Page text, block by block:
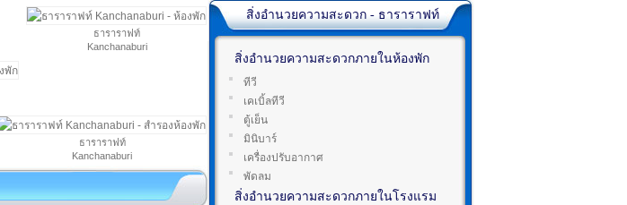
ธาราราฟท์
Kanchanaburi
ธาราราฟท์
Kanchanaburi
สิ่งอำนวยความสะดวก - ธาราราฟท์
สิ่งอำนวยความสะดวกภายในห้องพัก
ทีวี
เคเบิ้ลทีวี
ตู้เย็น
มินิบาร์
เครื่องปรับอากาศ
พัดลม
สิ่งอำนวยความสะดวกภายในโรงแรม